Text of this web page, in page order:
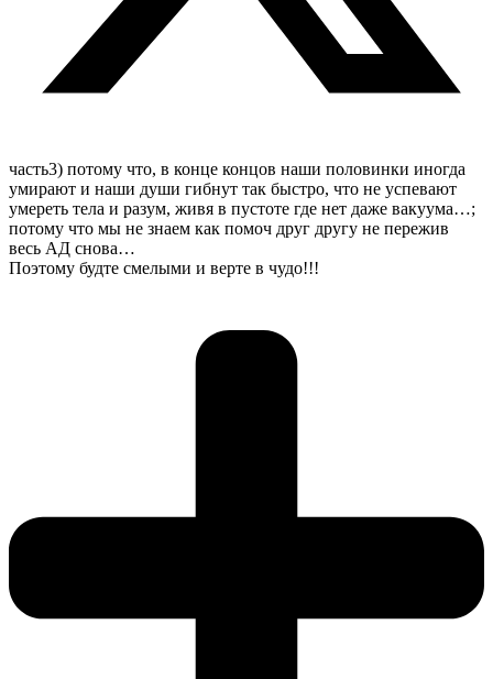
часть3) потому что, в конце концов наши половинки иногда
умирают и наши души гибнут так быстро, что не успевают
умереть тела и разум, живя в пустоте где нет даже вакуума…;
потому что мы не знаем как помоч друг другу не пережив
весь АД снова…
Поэтому будте смелыми и верте в чудо!!!